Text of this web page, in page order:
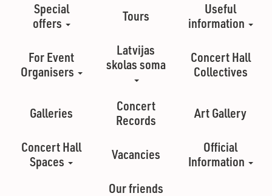
Special
offers
Tours
Useful
information
For Event
Organisers
Latvijas
skolas soma
Concert Hall
Collectives
Galleries
Concert
Records
Art Gallery
Concert Hall
Spaces
Vacancies
Official
Information
Our friends